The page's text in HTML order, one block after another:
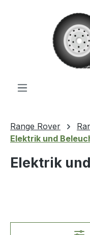
Zum Hauptinhalt
Range Rover
Elektrik und
Elektrik